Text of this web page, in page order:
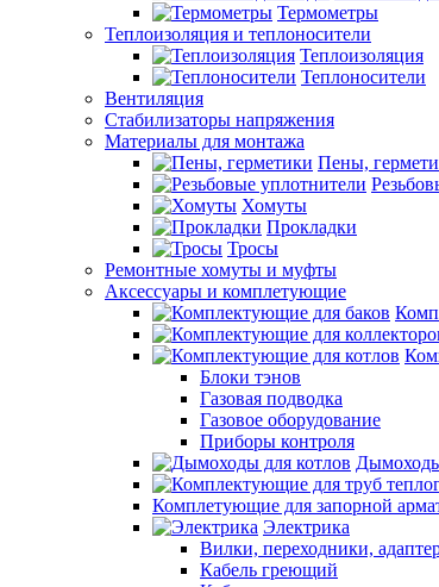
Термометры
Теплоизоляция и теплоносители
Теплоизоляция
Теплоносители
Вентиляция
Стабилизаторы напряжения
Материалы для монтажа
Пены,
Хомуты
Прокладки
Тросы
Ремонтные хомуты и муфты
Аксессуары и комплетующие
Блоки тэнов
Газовая подводка
Газовое оборудование
Приборы контроля
Комплетующие для запорной
Электрика
Вилки, переходники,
Кабель греющий